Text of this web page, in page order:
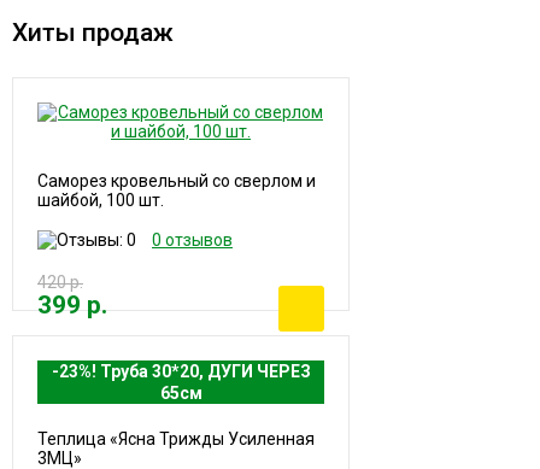
Хиты продаж
Саморез кровельный со сверлом и
шайбой, 100 шт.
0 отзывов
420 р.
399 р.
-23%! Труба 30*20, ДУГИ ЧЕРЕЗ
65см
Теплица «Ясна Трижды Усиленная
3МЦ»